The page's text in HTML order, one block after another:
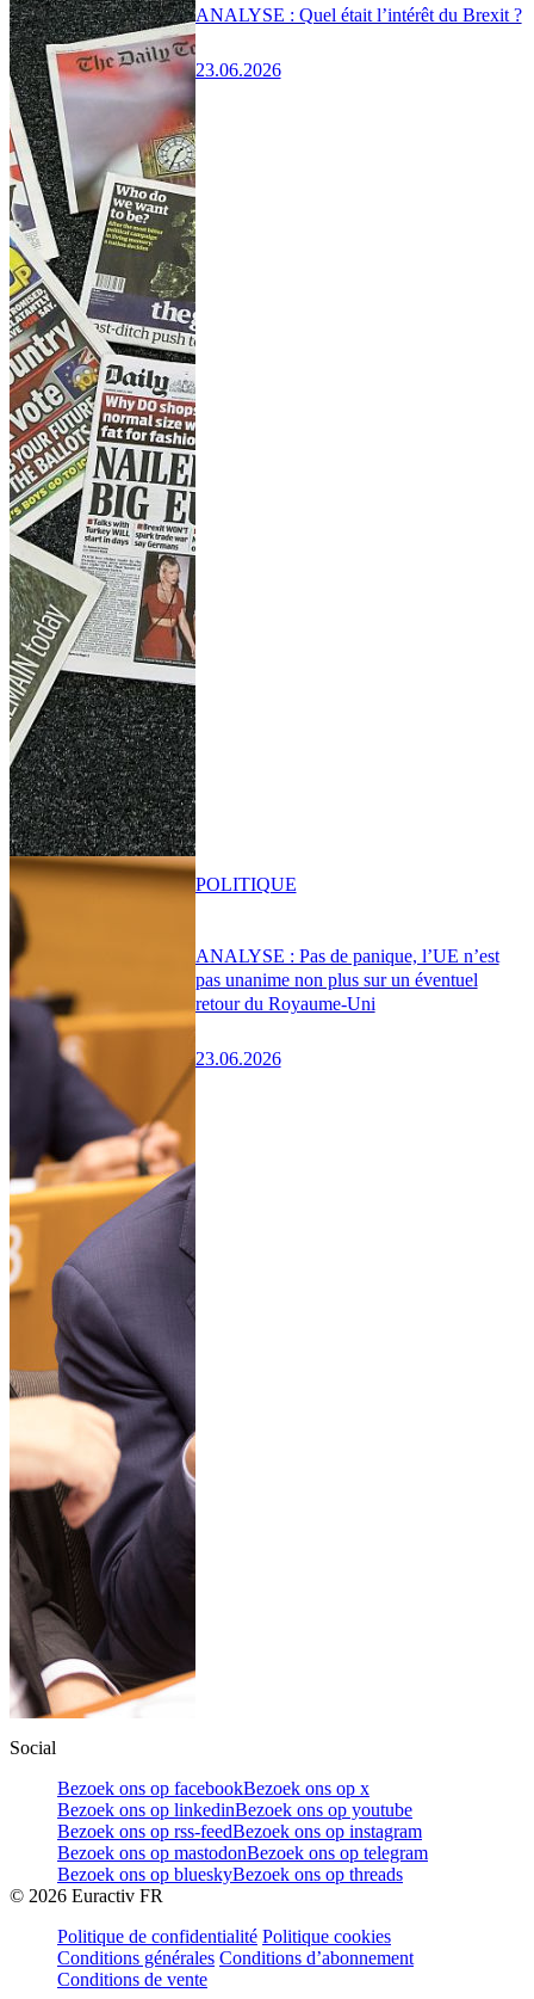
ANALYSE : Quel était l’intérêt du Brexit ?
23.06.2026
ANALYSE : Pas de panique, l’UE n’est
pas unanime non plus sur un éventuel
retour du Royaume-Uni
23.06.2026
POLITIQUE
Social
Bezoek ons op facebookBezoek ons op x
Bezoek ons op linkedinBezoek ons op youtube
Bezoek ons op rss-feedBezoek ons op instagram
Bezoek ons op mastodonBezoek ons op telegram
Bezoek ons op blueskyBezoek ons op threads
© 2026 Euractiv FR
Politique de confidentialité Politique cookies
Conditions générales Conditions d’abonnement
Conditions de vente